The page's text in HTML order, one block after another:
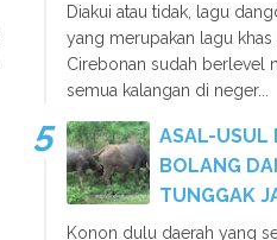
Diakui atau tidak, lagu
yang merupakan lagu khas
Cirebonan sudah berlevel
semua kalangan di neger...
ASAL-USUL
BOLANG
TUNGGAK
Konon dulu daerah yang